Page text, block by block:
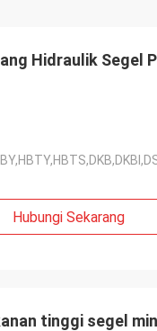
Hidraulik Segel
Hubungi Sekarang
tinggi segel